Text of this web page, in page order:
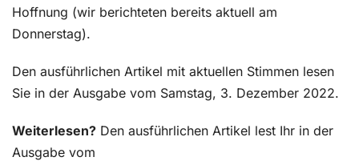
Hoffnung (wir berichteten bereits aktuell am
Donnerstag).
Den ausführlichen Artikel mit aktuellen Stimmen lesen
Sie in der Ausgabe vom Samstag, 3. Dezember 2022.
Weiterlesen? Den ausführlichen Artikel lest Ihr in der
Ausgabe vom